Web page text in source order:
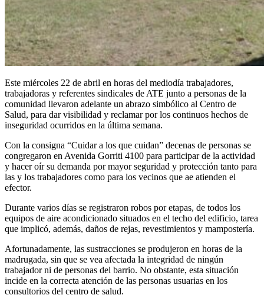
Este miércoles 22 de abril en horas del mediodía trabajadores,
trabajadoras y referentes sindicales de ATE junto a personas de la
comunidad llevaron adelante un abrazo simbólico al Centro de
Salud, para dar visibilidad y reclamar por los continuos hechos de
inseguridad ocurridos en la última semana.
Con la consigna “Cuidar a los que cuidan” decenas de personas se
congregaron en Avenida Gorriti 4100 para participar de la actividad
y hacer oír su demanda por mayor seguridad y protección tanto para
las y los trabajadores como para los vecinos que ae atienden el
efector.
Durante varios días se registraron robos por etapas, de todos los
equipos de aire acondicionado situados en el techo del edificio, tarea
que implicó, además, daños de rejas, revestimientos y mampostería.
Afortunadamente, las sustracciones se produjeron en horas de la
madrugada, sin que se vea afectada la integridad de ningún
trabajador ni de personas del barrio. No obstante, esta situación
incide en la correcta atención de las personas usuarias en los
consultorios del centro de salud.